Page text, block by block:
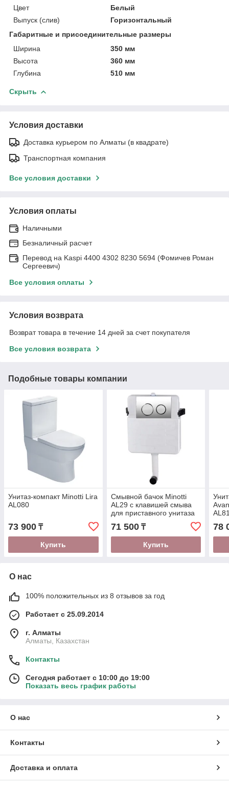
Цвет
Белый
Выпуск (слив)
Горизонтальный
Габаритные и присоединительные размеры
Ширина
350 мм
Высота
360 мм
Глубина
510 мм
Скрыть
Условия доставки
Доставка курьером по Алматы (в квадрате)
Транспортная компания
Все условия доставки
Условия оплаты
Наличными
Безналичный расчет
Перевод на Kaspi 4400 4302 8230 5694 (Фомичев Роман
Сергеевич)
Все условия оплаты
Условия возврата
Возврат товара в течение 14 дней за счет покупателя
Все условия возврата
Подобные товары компании
Унитаз-компакт Minotti Lira
AL080
73 900 ₸
Купить
Смывной бачок Minotti
AL29 c клавишей смыва
для приставного унитаза
71 500₸
Купить
78
О нас
100% положительных из 8 отзывов за год
Работает с 25.09.2014
г. Алматы
Алматы, Казахстан
Контакты
Сегодня работает с 10:00 до 19:00
Показать весь график работы
О нас
Контакты
Доставка и оплата